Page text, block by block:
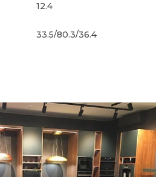
12.4
33.5/80.3/36.4